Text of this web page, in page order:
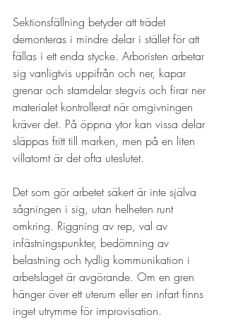
Sektionsfällning betyder att trädet
demonteras i mindre delar i stället för att
fällas i ett enda stycke. Arboristen arbetar
sig vanligtvis uppifrån och ner, kapar
grenar och stamdelar stegvis och firar ner
materialet kontrollerat när omgivningen
kräver det. På öppna ytor kan vissa delar
släppas fritt till marken, men på en liten
villatomt är det ofta uteslutet.
Det som gör arbetet säkert är inte själva
sågningen i sig, utan helheten runt
omkring. Riggning av rep, val av
infästningspunkter, bedömning av
belastning och tydlig kommunikation i
arbetslaget är avgörande. Om en gren
hänger över ett uterum eller en infart finns
inget utrymme för improvisation.